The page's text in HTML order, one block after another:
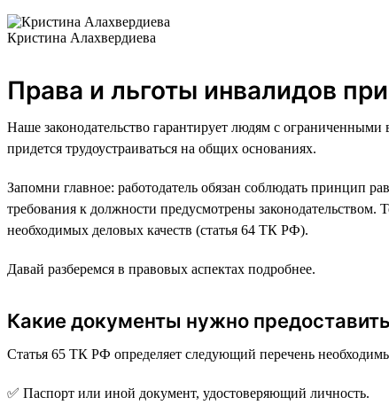
Кристина Алахвердиева
Права и льготы инвалидов
Наше законодательство гарантирует людям с ограниченными
придется трудоустраиваться на общих основаниях.
Запомни главное: работодатель обязан соблюдать принцип
требования к должности предусмотрены законодательством.
необходимых деловых качеств (статья 64 ТК РФ).
Давай разберемся в правовых аспектах подробнее.
Какие документы нужно
Статья 65 ТК РФ определяет следующий перечень
✅ Паспорт или иной документ, удостоверяющий личность.